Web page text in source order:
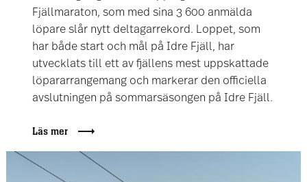
Fjällmaraton, som med sina 3 600 anmälda
löpare slår nytt deltagarrekord. Loppet, som
har både start och mål på Idre Fjäll, har
utvecklats till ett av fjällens mest uppskattade
löpararrangemang och markerar den officiella
avslutningen på sommarsäsongen på Idre Fjäll.
Läs mer